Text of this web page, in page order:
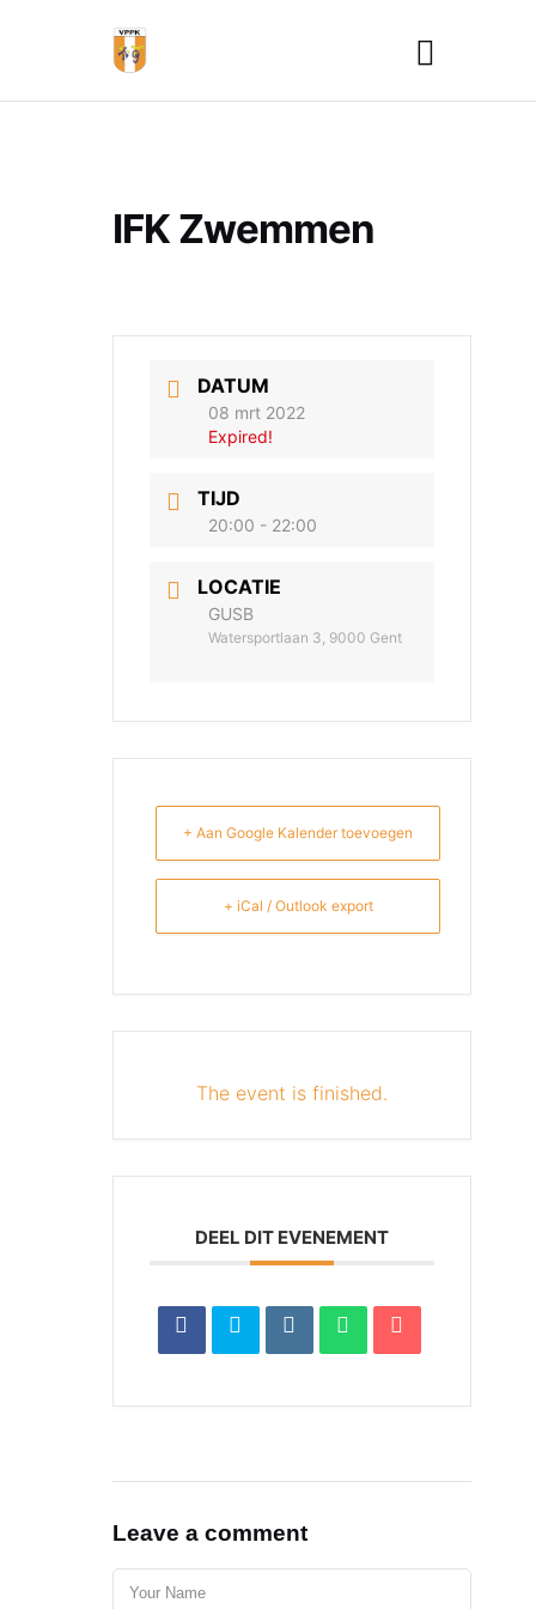
IFK Zwemmen
DATUM
08 mrt 2022
Expired!
TIJD
20:00 - 22:00
LOCATIE
GUSB
Watersportlaan 3, 9000 Gent
+ Aan Google Kalender toevoegen
+ iCal / Outlook export
The event is finished.
DEEL DIT EVENEMENT
Leave a comment